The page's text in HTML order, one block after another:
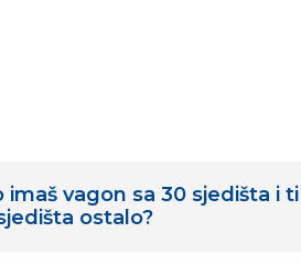
imaš vagon sa 30 sjedišta i
ostalo?